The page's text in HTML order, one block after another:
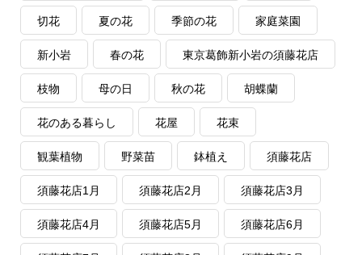
切花 夏の花 季節の花 家庭菜園
新小岩 春の花 東京葛飾新小岩の須藤花店
枝物 母の日 秋の花 胡蝶蘭
花のある暮らし 花屋 花束
観葉植物 野菜苗 鉢植え 須藤花店
須藤花店1月 須藤花店2月 須藤花店3月
須藤花店4月 須藤花店5月 須藤花店6月